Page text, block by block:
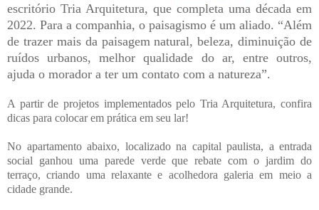
escritório Tria Arquitetura, que completa uma década em
2022. Para a companhia, o paisagismo é um aliado. “Além
de trazer mais da paisagem natural, beleza, diminuição de
ruídos urbanos, melhor qualidade do ar, entre outros,
ajuda o morador a ter um contato com a natureza”.
A partir de projetos implementados pelo Tria Arquitetura, confira
dicas para colocar em prática em seu lar!
No apartamento abaixo, localizado na capital paulista, a entrada
social ganhou uma parede verde que rebate com o jardim do
terraço, criando uma relaxante e acolhedora galeria em meio a
cidade grande.